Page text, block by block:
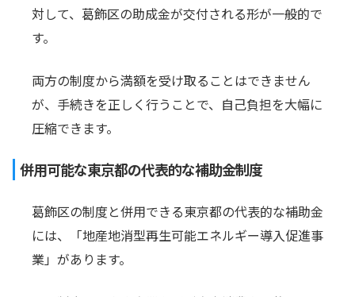
対して、葛飾区の助成金が交付される形が一般的で
す。
両方の制度から満額を受け取ることはできません
が、手続きを正しく行うことで、自己負担を大幅に
圧縮できます。
併用可能な東京都の代表的な補助金制度
葛飾区の制度と併用できる東京都の代表的な補助金
には、「地産地消型再生可能エネルギー導入促進事
業」があります。